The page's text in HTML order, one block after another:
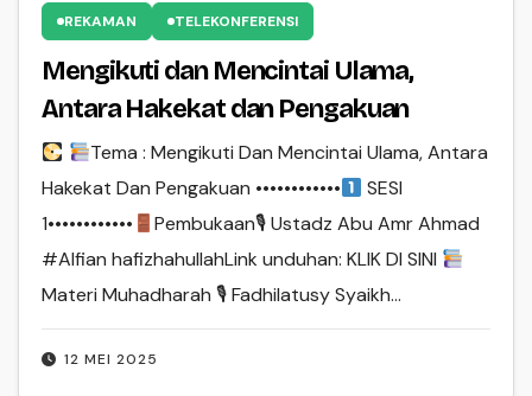
REKAMAN TELEKONFERENSI
Mengikuti dan Mencintai Ulama,
Antara Hakekat dan Pengakuan
12 MEI 2025
Tema : Mengikuti Dan Mencintai Ulama, Antara
Hakekat Dan Pengakuan ••••••••••••
SESI
1••••••••••••
Pembukaan🎙 Ustadz Abu Amr Ahmad
#Alfian hafizhahullahLink unduhan: KLIK DI SINI
Materi Muhadharah 🎙 Fadhilatusy Syaikh…